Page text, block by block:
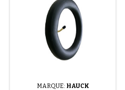
MARQUE: HAUCK